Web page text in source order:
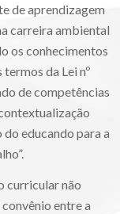
de aprendizagem
carreira ambiental
os conhecimentos
da Lei nº
de competências
educando para a
curricular não
entre a